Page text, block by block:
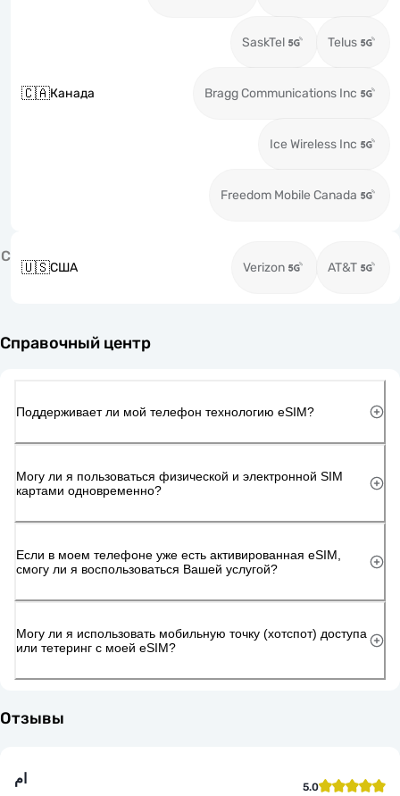
🇨🇦Канада
SaskTel Telus
Bragg Communications Inc
Ice Wireless Inc
Freedom Mobile Canada
С
🇺🇸США Verizon AT&T
Справочный центр
Поддерживает ли мой телефон технологию eSIM?
Могу ли я пользоваться физической и электронной SIM
картами одновременно?
Если в моем телефоне уже есть активированная eSIM,
смогу ли я воспользоваться Вашей услугой?
Могу ли я использовать мобильную точку (хотспот) доступа
или тетеринг с моей eSIM?
Отзывы
ام 5.0